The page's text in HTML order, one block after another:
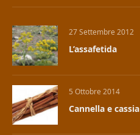
27 Settembre 2012
L’assafetida
5 Ottobre 2014
Cannella e cassia